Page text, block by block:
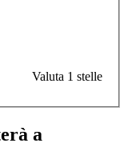
Valuta 1 stelle
a